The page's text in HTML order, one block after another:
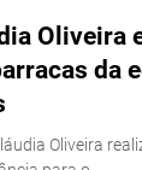
Oliveira
da
Oliveira